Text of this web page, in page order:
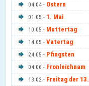
04.04 - Ostern
01.05 - 1. Mai
10.05 - Muttertag
14.05 - Vatertag
24.05 - Pfingsten
04.06 - Fronleichnam
13.02 - Freitag der 13.